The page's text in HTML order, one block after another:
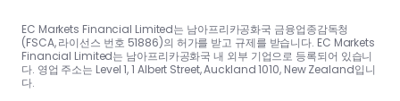
EC Markets Financial Limited는 남아프리카공화국 금융업종감독청
(FSCA, 라이선스 번호 51886)의 허가를 받고 규제를 받습니다. EC Markets
Financial Limited는 남아프리카공화국 내 외부 기업으로 등록되어 있습니
다. 영업 주소는 Level 1, 1 Albert Street, Auckland 1010, New Zealand입니
다.